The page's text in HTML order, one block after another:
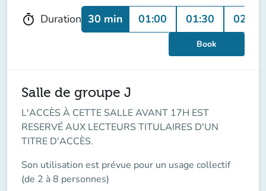
timer Duration 30 min 01:00 01:30 02:00
Book
Salle de groupe J
L'ACCÈS À CETTE SALLE AVANT 17H EST
RESERVÉ AUX LECTEURS TITULAIRES D'UN
TITRE D'ACCÈS.
Son utilisation est prévue pour un usage collectif
(de 2 à 8 personnes)